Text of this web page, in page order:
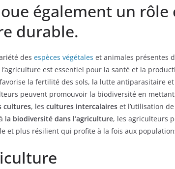
également un rôle
durable.
des espèces végétales et animales présentes
est essentiel pour la santé et la
la fertilité des sols, la lutte antiparasitaire
peuvent promouvoir la biodiversité en
cultures, les cultures intercalaires et l’utilisation de
la biodiversité dans l’agriculture, les agriculteurs
et plus résilient qui profite à la fois aux